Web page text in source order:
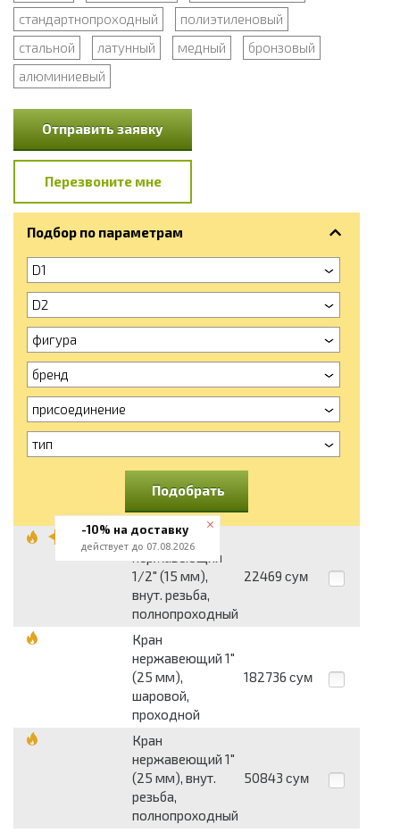
стандартнопроходный
полиэтиленовый
стальной
латунный медный
бронзовый
алюминиевый
Отправить заявку
Перезвоните мне
Подбор по параметрам
D1
D2
фигура
бренд
присоединение
тип
Подобрать
Кран
нержавеющий
1/2" (15 мм),
внут. резьба,
полнопроходный
22469 сум
Кран
нержавеющий 1"
(25 мм),
шаровой,
проходной
182736 сум
Кран
нержавеющий 1"
(25 мм), внут.
резьба,
полнопроходный
50843 сум
-10% на доставку
действует до 07.08.2026